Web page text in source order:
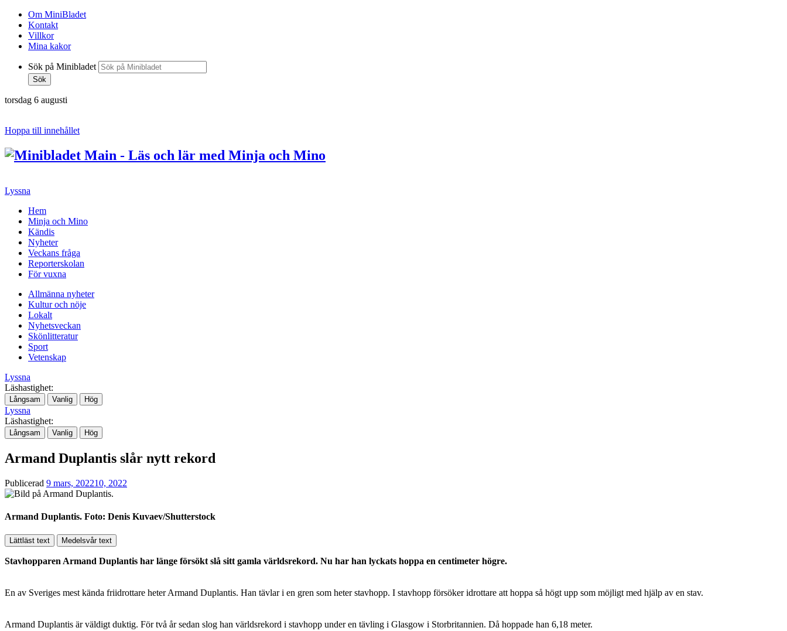
Om MiniBladet
Kontakt
Villkor
Mina kakor
Sök på Minibladet
Sök
torsdag 6 augusti
Hoppa till innehållet
Lyssna
Hem
Minja och Mino
Kändis
Nyheter
Veckans fråga
Reporterskolan
För vuxna
Allmänna nyheter
Kultur och nöje
Lokalt
Nyhetsveckan
Skönlitteratur
Sport
Vetenskap
Lyssna
Läshastighet:
Långsam Vanlig Hög
Lyssna
Läshastighet:
Långsam Vanlig Hög
Armand Duplantis slår nytt rekord
Publicerad 9 mars, 202210, 2022
Armand Duplantis. Foto: Denis Kuvaev/Shutterstock
Lättläst text Medelsvår text
Stavhopparen Armand Duplantis har länge försökt slå sitt gamla världsrekord. Nu har han lyckats hoppa en centimeter högre.
En av Sveriges mest kända friidrottare heter Armand Duplantis. Han tävlar i en gren som heter stavhopp. I stavhopp försöker idrottare att hoppa så högt upp som möjligt med hjälp av en stav.
Armand Duplantis är väldigt duktig. För två år sedan slog han världsrekord i stavhopp under en tävling i Glasgow i Storbritannien. Då hoppade han 6,18 meter.